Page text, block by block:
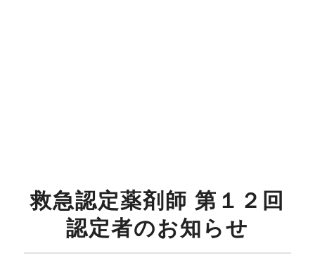
救急認定薬剤師 第１２回
認定者のお知らせ